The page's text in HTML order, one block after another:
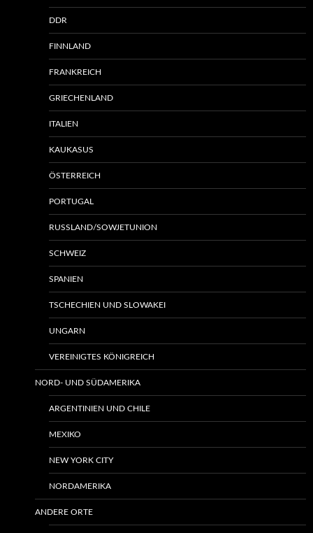
DDR
FINNLAND
FRANKREICH
GRIECHENLAND
ITALIEN
KAUKASUS
ÖSTERREICH
PORTUGAL
RUSSLAND/SOWJETUNION
SCHWEIZ
SPANIEN
TSCHECHIEN UND SLOWAKEI
UNGARN
VEREINIGTES KÖNIGREICH
NORD- UND SÜDAMERIKA
ARGENTINIEN UND CHILE
MEXIKO
NEW YORK CITY
NORDAMERIKA
ANDERE ORTE